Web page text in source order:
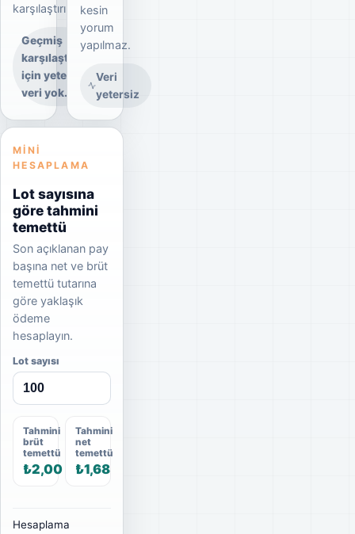
karşılaştırılır.
Geçmiş
karşılaştırma
için yeterli
veri yok.
kesin
yorum
yapılmaz.
Veri
yetersiz
MINI
HESAPLAMA
Lot sayısına
göre tahmini
temettü
Son açıklanan pay
başına net ve brüt
temettü tutarına
göre yaklaşık
ödeme
hesaplayın.
Lot sayısı
Tahmini
brüt
temettü
₺2,00
Tahmini
net
temettü
₺1,68
Hesaplama